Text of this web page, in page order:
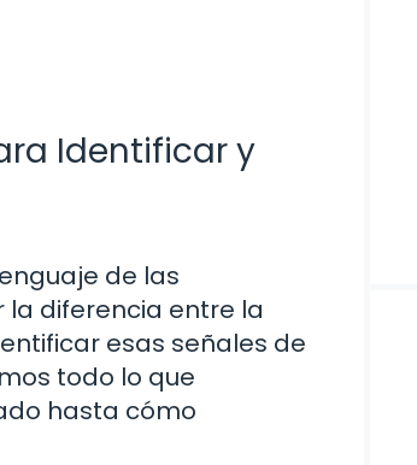
Identificar y
de las
la diferencia entre la
esas señales de
todo lo que
hasta cómo